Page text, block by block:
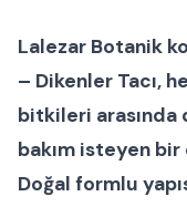
Lalezar Botanik
– Dikenler Tacı,
bitkileri
bakım isteyen
Doğal formlu